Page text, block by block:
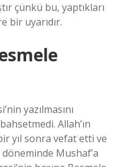
çünkü bu, yaptıkları
bir uyarıdır.
yazılmasını
Allah’ın
yıl sonra vefat etti ve
Mushaf’a